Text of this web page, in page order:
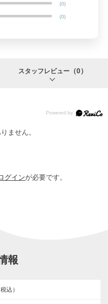
(0)
(0)
スタッフレビュー （0）
ません。
グインが必要です。
報
込）